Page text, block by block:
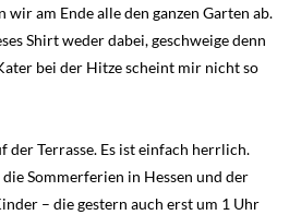
am Ende alle den ganzen Garten ab.
Shirt weder dabei, geschweige denn
bei der Hitze scheint mir nicht so
Terrasse. Es ist einfach herrlich.
die Sommerferien in Hessen und der
– die gestern auch erst um 1 Uhr